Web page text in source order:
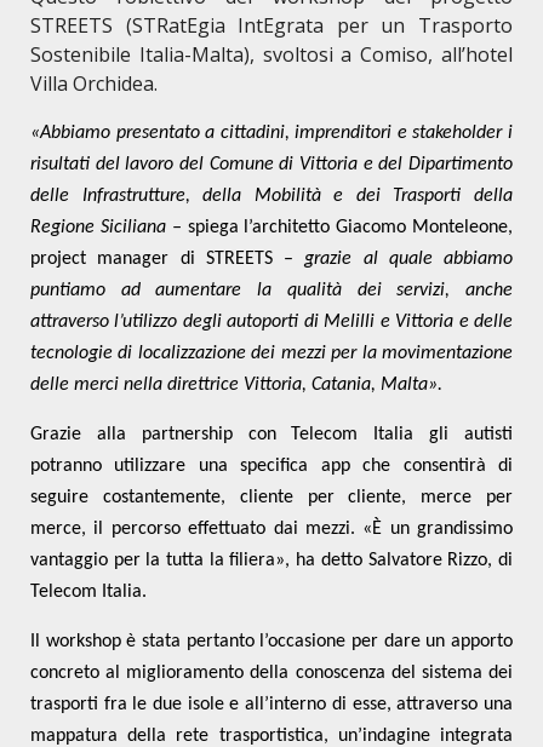
STREETS (STRatEgia IntEgrata per un Trasporto
Sostenibile Italia-Malta), svoltosi a Comiso, all’hotel
Villa Orchidea.
«Abbiamo presentato a cittadini, imprenditori e stakeholder i
risultati del lavoro del Comune di Vittoria e del Dipartimento
delle Infrastrutture, della Mobilità e dei Trasporti della
Regione Siciliana – spiega l’architettoGiacomo Monteleone,
project manager di STREETS–grazie al quale abbiamo
puntiamo ad aumentare la qualità dei servizi, anche
attraverso l’utilizzo degli autoporti di Melilli e Vittoria e delle
tecnologie di localizzazione dei mezzi per la movimentazione
delle merci nella direttrice Vittoria, Catania, Malta».
Grazie alla partnership con Telecom Italia gli autisti
potranno utilizzare una specifica app che consentirà di
seguire costantemente, cliente per cliente, merce per
merce, il percorso effettuato dai mezzi. «È un grandissimo
vantaggio per la tutta la filiera», ha detto Salvatore Rizzo, di
Telecom Italia.
Il workshop è stata pertanto l’occasione per dare un apporto
concreto al miglioramento della conoscenza del sistema dei
trasporti fra le due isole e all’interno di esse, attraverso una
mappatura della rete trasportistica, un’indagine integrata